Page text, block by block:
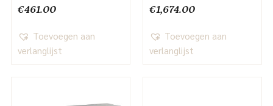
€461.00
Toevoegen aan
verlanglijst
€1,674.00
Toevoegen aan
verlanglijst